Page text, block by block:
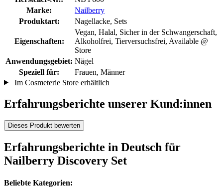
Marke:
Nailberry
Produktart:
Nagellacke, Sets
Eigenschaften:
Vegan, Halal, Sicher in der Schwangerschaft,
Alkoholfrei, Tierversuchsfrei, Available @
Store
Anwendungsgebiet: Nägel
Speziell für:
Frauen, Männer
Im Cosmeterie Store erhältlich
Erfahrungsberichte unserer Kund:innen
Dieses Produkt bewerten
Erfahrungsberichte in Deutsch für
Nailberry Discovery Set
Beliebte Kategorien: